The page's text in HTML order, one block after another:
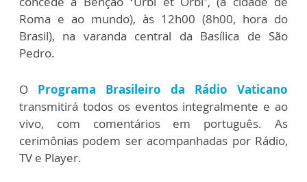
Roma e ao mundo), às 12h00 (8h00, hora do
Brasil), na varanda central da Basílica de São
Pedro.
O Programa Brasileiro da Rádio Vaticano
transmitirá todos os eventos integralmente e ao
vivo, com comentários em português. As
cerimônias podem ser acompanhadas por Rádio,
TV e Player.